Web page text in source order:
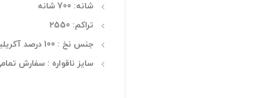
شانه: 700 شانه
تراکم: 2550
جنس نخ : 100 درصد آکریلیک
سایز ناقواره : سفارش